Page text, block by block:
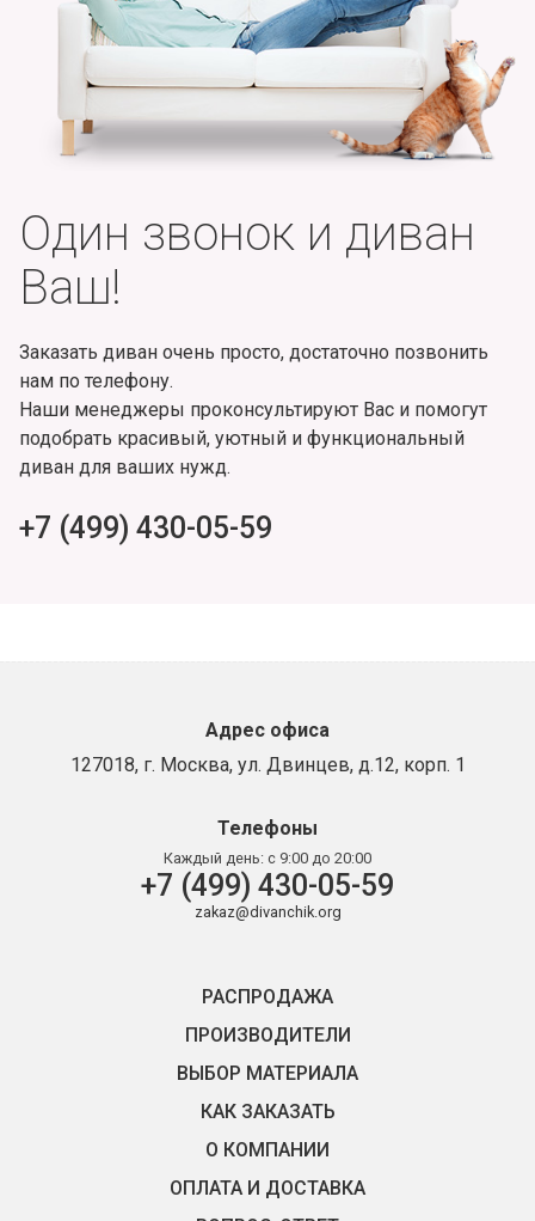
Один звонок и диван
Ваш!
Заказать диван очень просто, достаточно позвонить
нам по телефону.
Наши менеджеры проконсультируют Вас и помогут
подобрать красивый, уютный и функциональный
диван для ваших нужд.
+7 (499) 430-05-59
Адрес офиса
127018, г. Москва, ул. Двинцев, д.12, корп. 1
Телефоны
Каждый день: с 9:00 до 20:00
+7 (499) 430-05-59
zakaz@divanchik.org
РАСПРОДАЖА
ПРОИЗВОДИТЕЛИ
ВЫБОР МАТЕРИАЛА
КАК ЗАКАЗАТЬ
О КОМПАНИИ
ОПЛАТА И ДОСТАВКА